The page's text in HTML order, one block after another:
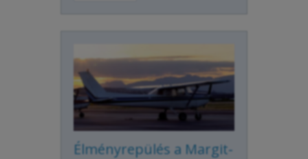
Élményrepülés a Margit-